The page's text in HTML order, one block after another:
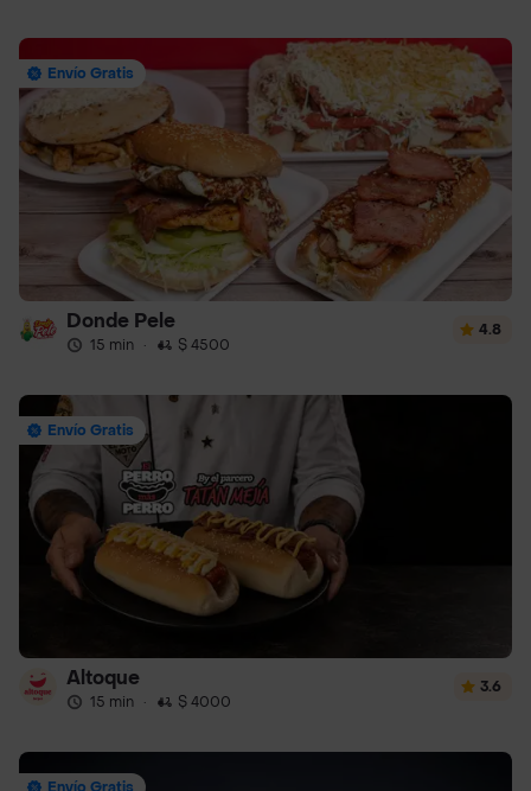
Envío Gratis
Donde Pele
15 min · $ 4500
4.8
Envío Gratis
Altoque
15 min · $ 4000
3.6